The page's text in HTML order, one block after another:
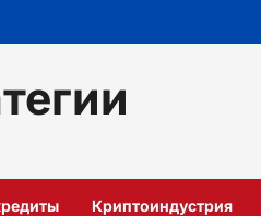
Криптоиндустрия